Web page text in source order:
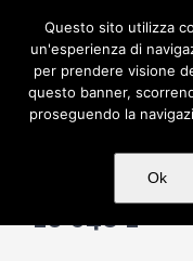
contenuto
16 048 1
Questo sito utilizza
un'esperienza di
per prendere visione
questo banner,
proseguendo la
Ok